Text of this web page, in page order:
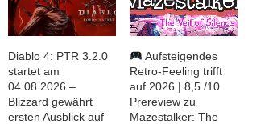
Diablo 4: PTR 3.2.0
startet am
04.08.2026 –
Blizzard gewährt
ersten Ausblick auf
Aufsteigendes
Retro-Feeling trifft
auf 2026 | 8,5 /10
Prereview zu
Mazestalker: The